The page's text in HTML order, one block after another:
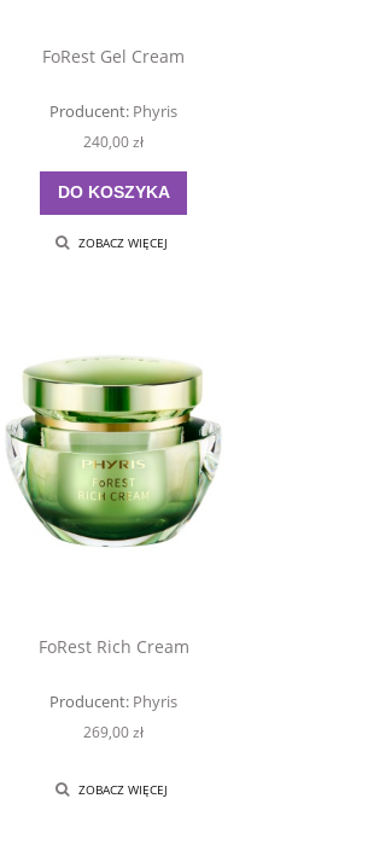
FoRest Gel Cream
Producent: Phyris
240,00 zł
DO KOSZYKA
ZOBACZ WIĘCEJ
FoRest Rich Cream
Producent: Phyris
269,00 zł
ZOBACZ WIĘCEJ